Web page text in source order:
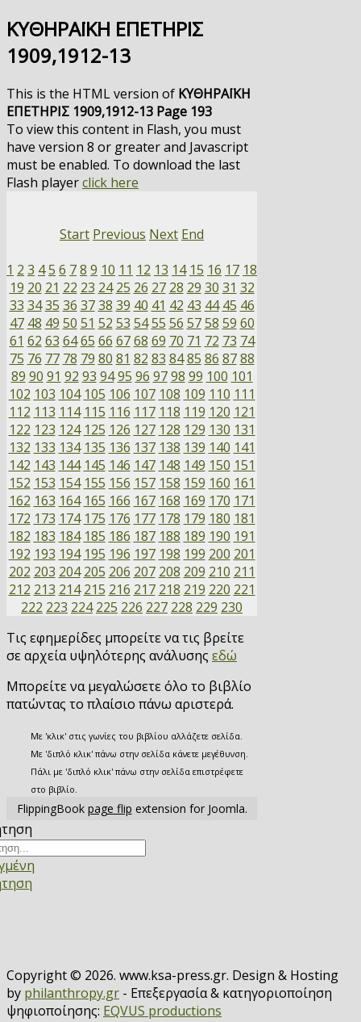
ΚΥΘΗΡΑΪΚΗ ΕΠΕΤΗΡΙΣ
1909,1912-13
This is the HTML version of ΚΥΘΗΡΑΪΚΗ
ΕΠΕΤΗΡΙΣ 1909,1912-13 Page 193
To view this content in Flash, you must
have version 8 or greater and Javascript
must be enabled. To download the last
Flash playerclick here
Start Previous Next End
1 2 3 45 6 78 9 10 11 12 13 14 15 16 17 18
19 20 21 22 23 24 25 26 27 28 29 30 31 32
33 34 35 36 37 38 39 40 41 42 43 44 45 46
47 48 49 50 51 52 53 54 55 56 57 58 59 60
61 62 63 64 65 66 67 68 69 70 71 72 73 74
75 76 77 78 79 80 81 82 83 84 85 86 87 88
89 90 91 92 93 94 95 96 97 98 99 100 101
102 103 104 105 106 107 108 109 110 111
112 113 114 115 116 117 118 119 120 121
122 123 124 125 126 127 128 129 130 131
132 133 134 135 136 137 138 139 140 141
142 143 144 145 146 147 148 149 150 151
152 153 154 155 156 157 158 159 160 161
162 163 164 165 166 167 168 169 170 171
172 173 174 175 176 177 178 179 180 181
182 183 184 185 186 187 188 189 190 191
192 193 194 195 196 197 198 199 200 201
202 203 204 205 206 207 208 209 210 211
212 213 214 215 216 217 218 219 220 221
222 223 224 225 226 227 228 229 230
Τις εφημερίδες μπορείτε να τις βρείτε
σε αρχεία υψηλότερης ανάλυσης εδώ
Μπορείτε να μεγαλώσετε όλο το βιβλίο
πατώντας το πλαίσιο πάνω αριστερά.
Με 'κλικ' στις γωνίες του βιβλίου αλλάζετε σελίδα.
Με 'διπλό κλικ' πάνω στην σελίδα κάνετε μεγέθυνση.
Πάλι με 'διπλό κλικ' πάνω στην σελίδα επιστρέφετε
στο βιβλίο.
FlippingBook page flip extension for Joomla.
Copyright © 2026. www.ksa-press.gr. Design & Hosting
by philanthropy.gr - Επεξεργασία & κατηγοριοποίηση
ψηφιοποίησης: EQVUS productions